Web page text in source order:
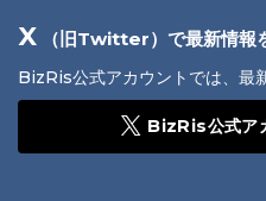
X （旧Twitter）で最新情報
BizRis公式アカウントでは、最
BizRis公式ア